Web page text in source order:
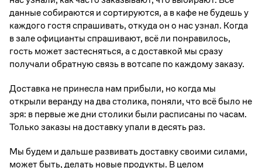
данные собираются и сортируются, а в кафе не будешь у
каждого гостя спрашивать, откуда он о нас узнал. Когда
в зале официанты спрашивают, всё ли понравилось,
гость может застесняться, а с доставкой мы сразу
получали обратную связь в вотсапе по каждому заказу.
Доставка не принесла нам прибыли, но когда мы
открыли веранду на два столика, поняли, что всё было не
зря: в первые же дни столики были расписаны по часам.
Только заказы на доставку упали в десять раз.
Мы будем и дальше развивать доставку своими силами,
может быть, делать новые продукты. В целом